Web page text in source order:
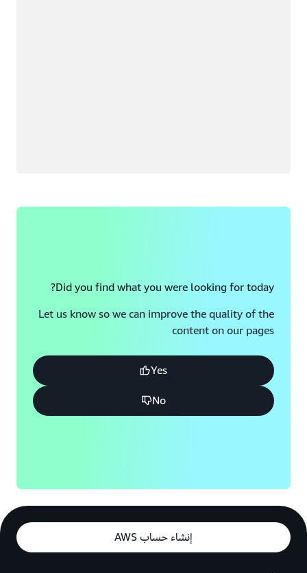
Did you find what you were looking for today?
Let us know so we can improve the quality of the
content on our pages
Yes
No
إنشاء حساب AWS